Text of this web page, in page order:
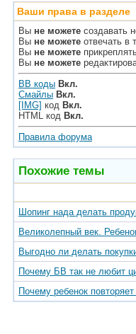
Ваши права в разделе
Вы не можете создавать
Вы не можете отвечать в
Вы не можете
Вы не можете
BB коды Вкл.
Смайлы Вкл.
[IMG] код Вкл.
HTML код Вкл.
Правила форума
Похожие темы
Шопинг нада делать
Великолепный век.
Выгодно ли делать
Почему БВ так не любит
Почему ребенок